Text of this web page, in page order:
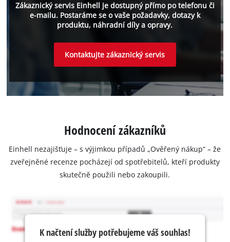
Zákaznický servis Einhell je dostupný přímo po telefonu či
e-mailu. Postaráme se o vaše požadavky, dotazy k
produktu, náhradní díly a opravy.
Kontaktujte zákaznický servis
Hodnocení zákazníků
Einhell nezajišťuje – s výjimkou případů „Ověřený nákup“ – že
zveřejněné recenze pocházejí od spotřebitelů, kteří produkty
skutečně použili nebo zakoupili.
K načtení služby potřebujeme váš souhlas!